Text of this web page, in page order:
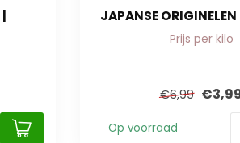
JAPANSE ORIGINELEN
Prijs per kilo
€6,99
Op voorraad